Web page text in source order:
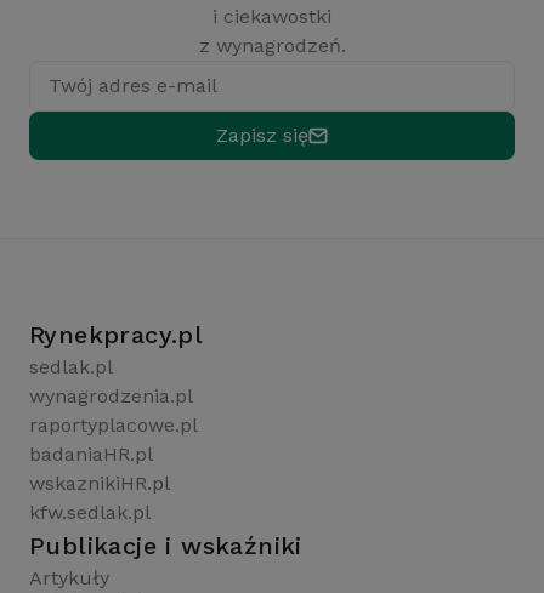
i ciekawostki
z wynagrodzeń.
Twój adres e-mail
Zapisz się
Rynekpracy.pl
sedlak.pl
wynagrodzenia.pl
raportyplacowe.pl
badaniaHR.pl
wskaznikiHR.pl
kfw.sedlak.pl
Publikacje i wskaźniki
Artykuły